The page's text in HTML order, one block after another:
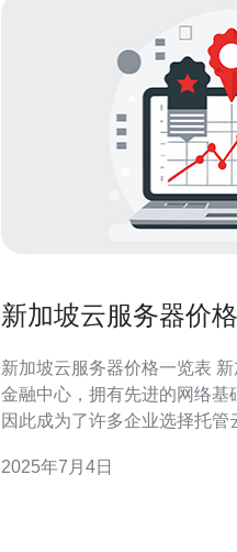
新加坡云服务器价
新加坡云服务器价格一览表 新加坡作为亚洲重要的科技和
金融中心，拥有先进的网络基
因此成为了许多企业选择托
的数据安全性和灵活的扩展性。 以下是一些知名云服务
2025年7月4日